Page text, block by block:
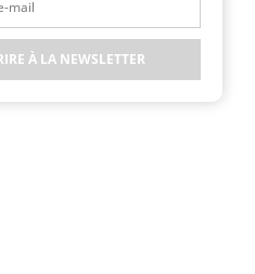
À LA NEWSLETTER